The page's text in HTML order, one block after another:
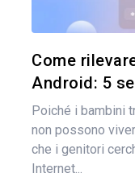
Come
Android: 5
Poiché i bambini
non possono
che i genitori
Internet...